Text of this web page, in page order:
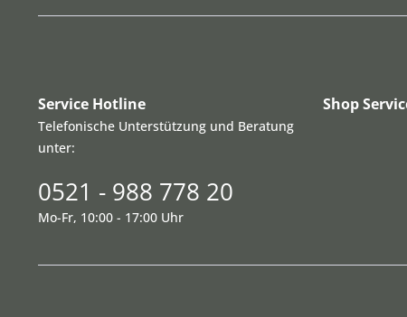
Service Hotline
Telefonische Unterstützung und Beratung
unter:
0521 - 988 778 20
Mo-Fr, 10:00 - 17:00 Uhr
Shop